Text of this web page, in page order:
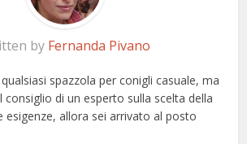
by Fernanda Pivano
spazzola per conigli casuale, ma
consiglio di un esperto sulla scelta della
esigenze, allora sei arrivato al posto